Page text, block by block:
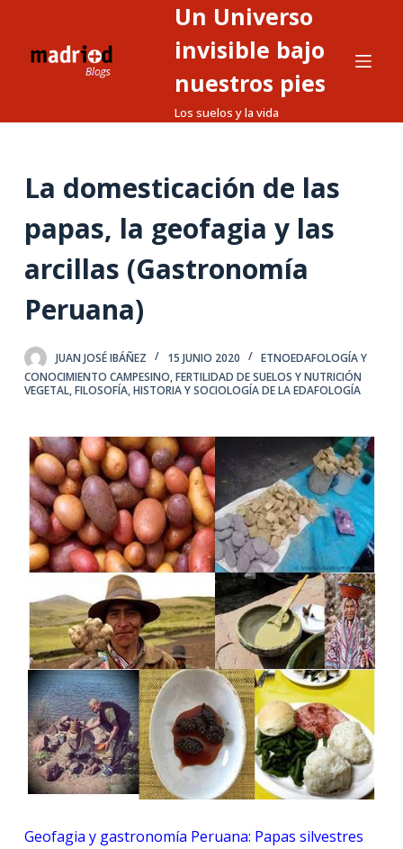
d
o
Un Universo
invisible bajo
nuestros pies
Los suelos y la vida
La domesticación de las
papas, la geofagia y las
arcillas (Gastronomía
Peruana)
JUAN JOSÉ IBÁÑEZ 15 JUNIO 2020
ETNOEDAFOLOGÍA Y
CONOCIMIENTO CAMPESINO,FERTILIDAD DE SUELOS Y NUTRICIÓN
VEGETAL,FILOSOFÍA, HISTORIA Y SOCIOLOGÍA DE LA EDAFOLOGÍA
Geofagia y gastronomía Peruana: Papas silvestres